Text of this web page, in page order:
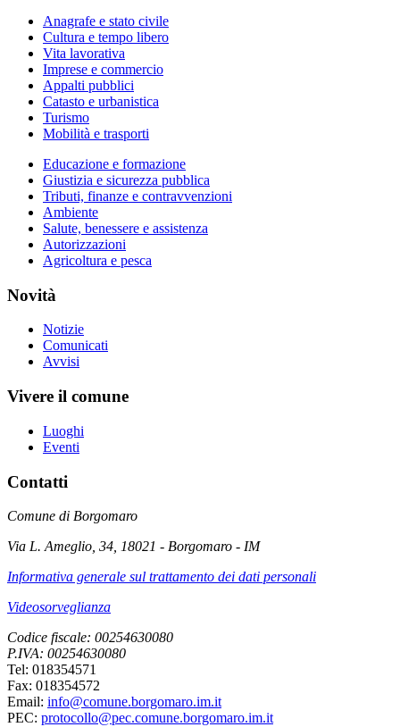
Anagrafe e stato civile
Cultura e tempo libero
Vita lavorativa
Imprese e commercio
Appalti pubblici
Catasto e urbanistica
Turismo
Mobilità e trasporti
Educazione e formazione
Giustizia e sicurezza pubblica
Tributi, finanze e contravvenzioni
Ambiente
Salute, benessere e assistenza
Autorizzazioni
Agricoltura e pesca
Novità
Notizie
Comunicati
Avvisi
Vivere il comune
Luoghi
Eventi
Contatti
Comune di Borgomaro
Via L. Ameglio, 34, 18021 - Borgomaro - IM
Informativa generale sul trattamento dei dati personali
Videosorveglianza
Codice fiscale: 00254630080
P.IVA: 00254630080
Tel: 018354571
Fax: 018354572
Email: info@comune.borgomaro.im.it
PEC: protocollo@pec.comune.borgomaro.im.it